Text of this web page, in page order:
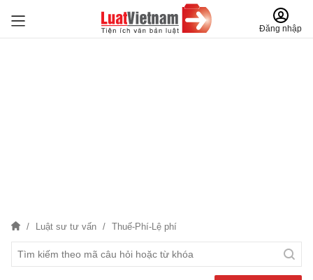
Đăng nhập
Luật sư tư vấn Thuế-Phí-Lệ phí